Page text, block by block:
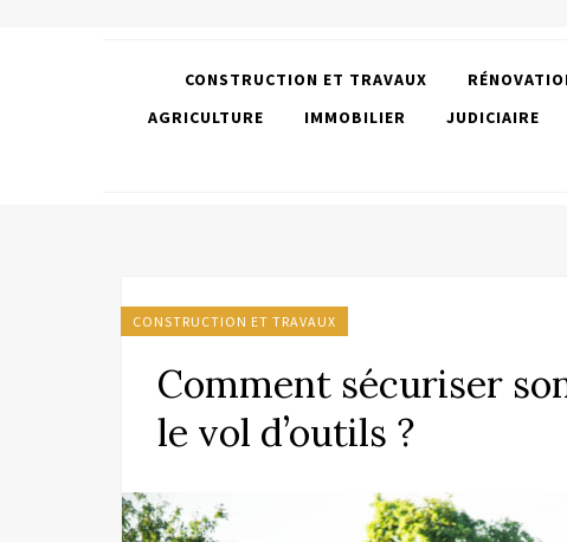
CONSTRUCTION ET TRAVAUX
AGRICULTURE
IMMOBILIER JUDICIAIRE
CONSTRUCTION ET TRAVAUX
Comment sécuriser
le vol d’outils ?